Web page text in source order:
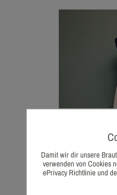
Damit wir dir unsere
verwenden von Cookies
ePrivacy Richtlinie und